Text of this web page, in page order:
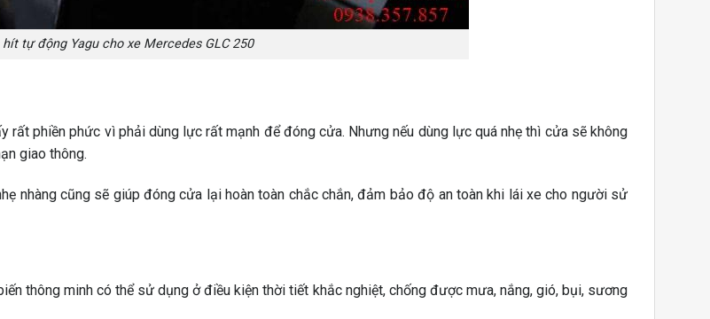
hít tự động Yagu cho xe Mercedes GLC 250
phiền phức vì phải dùng lực rất mạnh để đóng cửa. Nhưng nếu dùng lực quá nhẹ thì cửa sẽ không
giao thông.
nhàng cũng sẽ giúp đóng cửa lại hoàn toàn chắc chắn, đảm bảo độ an toàn khi lái xe cho người sử
thông minh có thể sử dụng ở điều kiện thời tiết khắc nghiệt, chống được mưa, nắng, gió, bụi, sương